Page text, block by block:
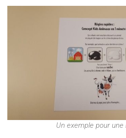
Un exemple pour une